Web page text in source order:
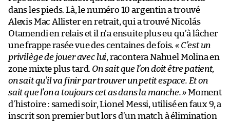
dans les pieds. Là, le numéro 10 argentin a trouvé
Alexis Mac Allister en retrait, qui a trouvé Nicolás
Otamendi en relais et il n’a ensuite plus eu qu’à lâcher
une frappe rasée vue des centaines de fois.« C’est un
privilège de jouer avec lui, racontera Nahuel Molina en
zone mixte plus tard. On sait que l’on doit être patient,
on sait qu’il va finir par trouver un petit espace. Et on
sait que l’on a toujours cet as dans la manche. »Moment
d’histoire : samedi soir, Lionel Messi, utilisé en faux 9, a
inscrit son premier but lors d’un match à élimination